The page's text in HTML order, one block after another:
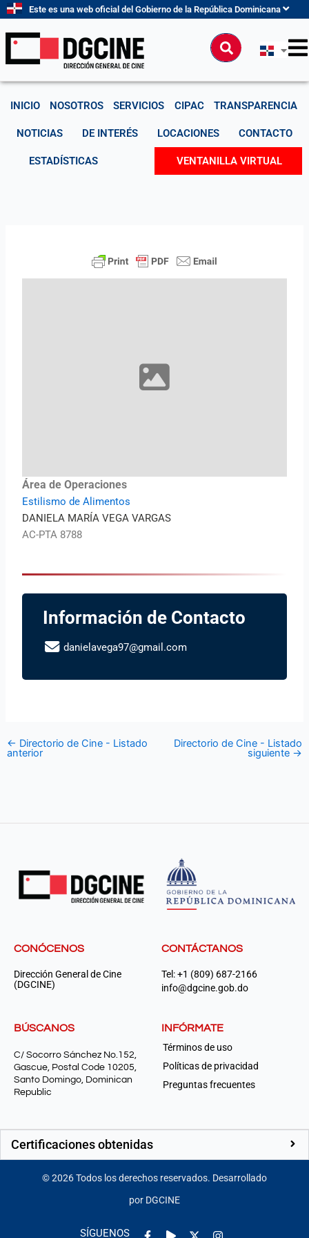
contenido
Este es una web oficial del Gobierno de la República Dominicana
Buscar
INICIO NOSOTROS SERVICIOS CIPAC TRANSPARENCIA
NOTICIAS DE INTERÉS LOCACIONES CONTACTO
ESTADÍSTICAS VENTANILLA VIRTUAL
Área de Operaciones
Estilismo de Alimentos
DANIELA MARÍA VEGA VARGAS
AC-PTA 8788
Información de Contacto
danielavega97@gmail.com
← Directorio de Cine - Listado
anterior
Directorio de Cine - Listado
siguiente →
CONÓCENOS
Dirección General de Cine
(DGCINE)
CONTÁCTANOS
Tel: +1 (809) 687-2166
info@dgcine.gob.do
BÚSCANOS
C/ Socorro Sánchez No.152,
Gascue, Postal Code 10205,
Santo Domingo, Dominican
Republic
INFÓRMATE
Términos de uso
Políticas de privacidad
Preguntas frecuentes
Certificaciones obtenidas
©2026Todos los derechos reservados. Desarrollado
por DGCINE
SÍGUENOS
Facebook-
Play Instagram